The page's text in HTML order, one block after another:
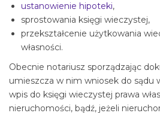
ustanowienie hipoteki,
sprostowania księgi wieczystej,
przekształcenie użytkowania
własności.
Obecnie notariusz sporządzając
umieszcza w nim wniosek do sądu
wpis do księgi wieczystej prawa
nieruchomości, bądź, jeżeli